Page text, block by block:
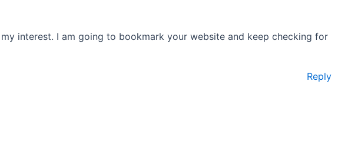
interest. I am going to bookmark your website and keep checking for
Reply